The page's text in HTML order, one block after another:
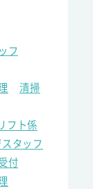
フ
清掃
フト係
タッフ
付